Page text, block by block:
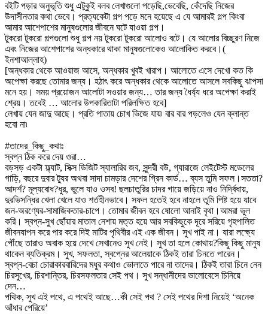
বইটি পড়ার অনুভূতি শুধু এটুকুই বলব লেখাগুলো পড়েছি,ভেবেছি, কেঁদেছি নিজের
উদাসীনতার কথা ভেবে। প্রত্যকেটা গল্প পড়ে মনে হয়েছে এ যে আমারই গল্প কিংবা
আমার আশেপাশের মানুষগুলোর জীবনে ঘটে যাওয়া গল্প।
টুকরো টুকরো গল্পগুলো শুধু গল্প নয় টুকরো টুকরো আলোও বটে। যে আলোর বিচ্ছুরণ নিজে
এবং নিজের আশেপাশের অন্ধকারে থাকা মানুষগুলোকেও আলোকিত করবে।(
ইনশাআল্লাহ)
[অন্ধকার থেকে আওয়াজ আসে, অন্ধকার খুবই খারাপ। আলোতে এসে দেখো কত কি
অপেক্ষা করছে তোমার জন্য। হঠাৎ করে অন্ধকার থেকে আলোতে আসলে সবকিছু ঝাপসা
মনে হয়। সময় প্রয়োজন আলোটা সওয়ার জন্য… তার জন্য ধৈর্য্য ধরে অপেক্ষা করাই
শ্রেয়। তবেই … আলোর উপকারিতাটা পরিলক্ষিত হবে]
লেখায় যেন জাদু আছে। প্রতি পাতায় চোখ ভিজে যায়৷ বার বার পড়লেও যেন ক্লান্ত
হবো না৷
#তাদের_কিছু_কথাঃ
স্বপ্ন ঠিক করে দেয় ওরা…
বড়সড় একটা ফ্ল্যাট, সিক্স ডিজিট স্যালারির জব, সুন্দরী বউ, গ্যারাজে লেইটেস্ট মডেলের
গাড়ি, বছরে দুবার ট্যুর অথবা সাদা চামড়ার দেশের গ্রিন কার্ড… ব্যস তুমি সফল।সততা?
আদর্শ? মূল্যবোধ?ধুর, ভুলে যাও ওসব! ছলচাতুরির চাদর গায়ে জড়িয়ে নাও নির্দ্বিধায়,
দুরভিসন্ধির খেলা খেলে যাও শর্তহীনভাবে। সফল হতেই হবে নাহলে তুমি পিষ্ট হয়ে যাবে
জন-অরণ্যের-সামাজিকতার-চাপে। তোমার জীবন হবে ষোলো আনাই বৃথা।আমরা ভুল
করি। স্বপ্ন-সুখ ছোঁয়ার মাতাল নেশায় মত্ত হয়ে আর সবকিছুকে দূরে সরিয়ে গৃহপালিত
জীবনযাপন করে পার করে দিই মাটির পৃথিবীর এই এক জীবন। সুখ পাই না। যারা লক্ষ্যে
পৌঁছে তারাও অবাক হয়ে দেখে সেখানেও সুখ নেই। সুখ তা হলে কোথায়?কিছু কিছু মানুষ
থাকেন ব্যতিক্রম। সুখ, সফলতা, স্বপ্নের আলেয়াকে ঠিকই তারা চিনতে পারেন।
স্বপ্ন-বেচা চোরাকারবারিদের মধুর কথাও ভোলাতে পারে না তাদের। ঠিকই তারা চিনে নেন
চিরসুখের, চিরশান্তির, চিরসফলতার সেই পথ। সুখ সন্ধানীদের ভালোবেসে চিনিয়ে
দেন…
পথিক, সুখ এই পথে, এ পথেই আছে…কী সেই পথ ? সেই পথের দিশা নিয়েই ‘অনেক
আঁধার পেরিয়ে’